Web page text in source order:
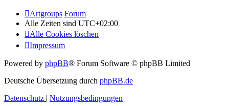
Artgroups Forum
Alle Zeiten sind UTC+02:00
Alle Cookies löschen
Impressum
Powered by phpBB® Forum Software © phpBB Limited
Deutsche Übersetzung durch phpBB.de
Datenschutz | Nutzungsbedingungen